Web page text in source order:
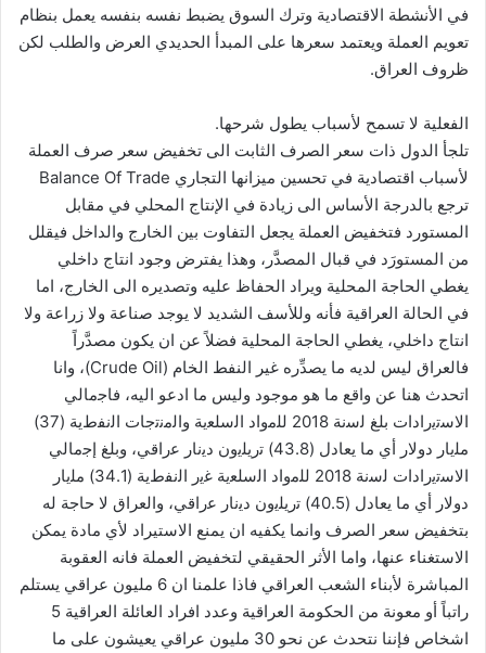
في الأنشطة الاقتصادية وترك السوق يضبط نفسه بنفسه يعمل بنظام
تعويم العملة ويعتمد سعرها على المبدأ الحديدي العرض والطلب لكن
ظروف العراق.
الفعلية لا تسمح لأسباب يطول شرحها.
تلجأ الدول ذات سعر الصرف الثابت الى تخفيض سعر صرف العملة
لأسباب اقتصادية في تحسين ميزانها التجاري Balance Of Trade
ترجع بالدرجة الأساس الى زيادة في الإنتاج المحلي في مقابل
المستورد فتخفيض العملة يجعل التفاوت بين الخارج والداخل فيقلل
من المستورَد في قبال المصدَّر، وهذا يفترض وجود انتاج داخلي
يغطي الحاجة المحلية ويراد الحفاظ عليه وتصديره الى الخارج، اما
في الحالة العراقية فأنه وللأسف الشديد لا يوجد صناعة ولا زراعة ولا
انتاج داخلي، يغطي الحاجة المحلية فضلاً عن ان يكون مصدَّراً
فالعراق ليس لديه ما يصدِّره غير النفط الخام (Crude Oil)، وانا
اتحدث هنا عن واقع ما هو موجود وليس ما ادعو اليه، فاﺟﻣﺎﻟﻲ
اﻻﺳﺗﯾرادات بلغ ﻟﺳﻧﺔ 2018 ﻟﻠﻣواد اﻟﺳﻠﻌﯾﺔ واﻟﻣﻧﺗﺟﺎت اﻟﻧﻔطﯾﺔ (37)
ﻣﻠﯾﺎر دوﻻر أي ﻣﺎ ﯾﻌﺎدل (43.8) ﺗرﯾﻠﯾون دﯾﻧﺎر ﻋراﻗﻲ، وبلغ إﺟﻣﺎﻟﻲ
اﻻﺳﺗﯾرادات ﻟﺳﻧﺔ 2018 ﻟﻠﻣواد اﻟﺳﻠﻌﯾﺔ ﻏﯾر اﻟﻧﻔطﯾﺔ (34.1) ﻣﻠﯾﺎر
دوﻻر أي ﻣﺎ ﯾﻌﺎدل (40.5) ﺗرﯾﻠﯾون دﯾﻧﺎر ﻋراﻗﻲ، والعراق لا حاجة له
بتخفيض سعر الصرف وانما يكفيه ان يمنع الاستيراد لأي مادة يمكن
الاستغناء عنها، واما الأثر الحقيقي لتخفيض العملة فانه العقوبة
المباشرة لأبناء الشعب العراقي فاذا علمنا ان 6 مليون عراقي يستلم
راتباً أو معونة من الحكومة العراقية وعدد افراد العائلة العراقية 5
اشخاص فإننا نتحدث عن نحو 30 مليون عراقي يعيشون على ما